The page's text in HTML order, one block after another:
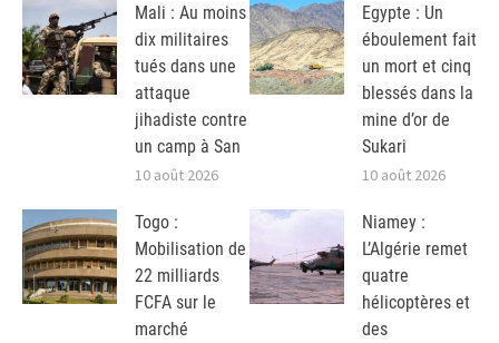
Mali : Au moins
dix militaires
tués dans une
attaque
jihadiste contre
un camp à San
10 août 2026
Egypte : Un
éboulement fait
un mort et cinq
blessés dans la
mine d’or de
Sukari
10 août 2026
Togo :
Mobilisation de
22 milliards
FCFA sur le
marché
Niamey :
L’Algérie remet
quatre
hélicoptères et
des